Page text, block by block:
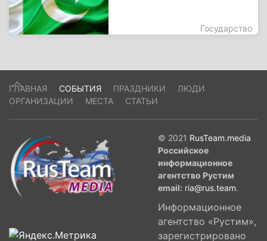
Государство
ГЛАВНАЯ СОБЫТИЯ ПРАЗДНИКИ
ЛЮДИ
ОРГАНИЗАЦИИ
МЕСТА СТАТЬИ
© 2021 RusTeam.media
Российское
информационное
агентство Рустим
email: ria@rus.team.
Информационное
агентство «Рустим»,
зарегистрировано